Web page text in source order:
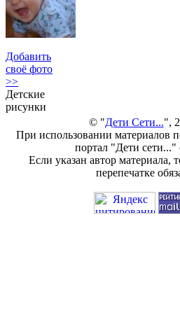
Добавить
своё фото
>>
Детские
рисунки
© "Дети Сети...",
При использовании материалов
портал "Дети сети..."
Если указан автор материала,
перепечатке